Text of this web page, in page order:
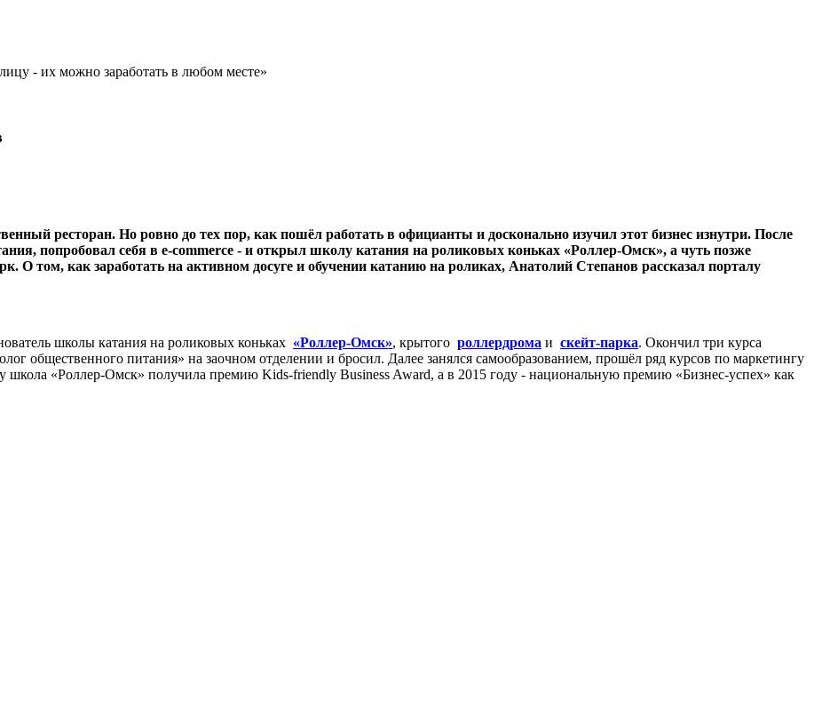
- их можно заработать в любом месте»
ресторан. Но ровно до тех пор, как пошёл работать в официанты и досконально изучил этот бизнес изнутри. После
попробовал себя в e-commerce - и открыл школу катания на роликовых коньках «Роллер-Омск», а чуть позже
О том, как заработать на активном досуге и обучении катанию на роликах, Анатолий Степанов рассказал порталу
школы катания на роликовых коньках «Роллер-Омск», крытого роллердрома и скейт-парка. Окончил три курса
общественного питания» на заочном отделении и бросил. Далее занялся самообразованием, прошёл ряд курсов по маркетингу
школа «Роллер-Омск» получила премию Kids-friendly Business Award, а в 2015 году - национальную премию «Бизнес-успех» как